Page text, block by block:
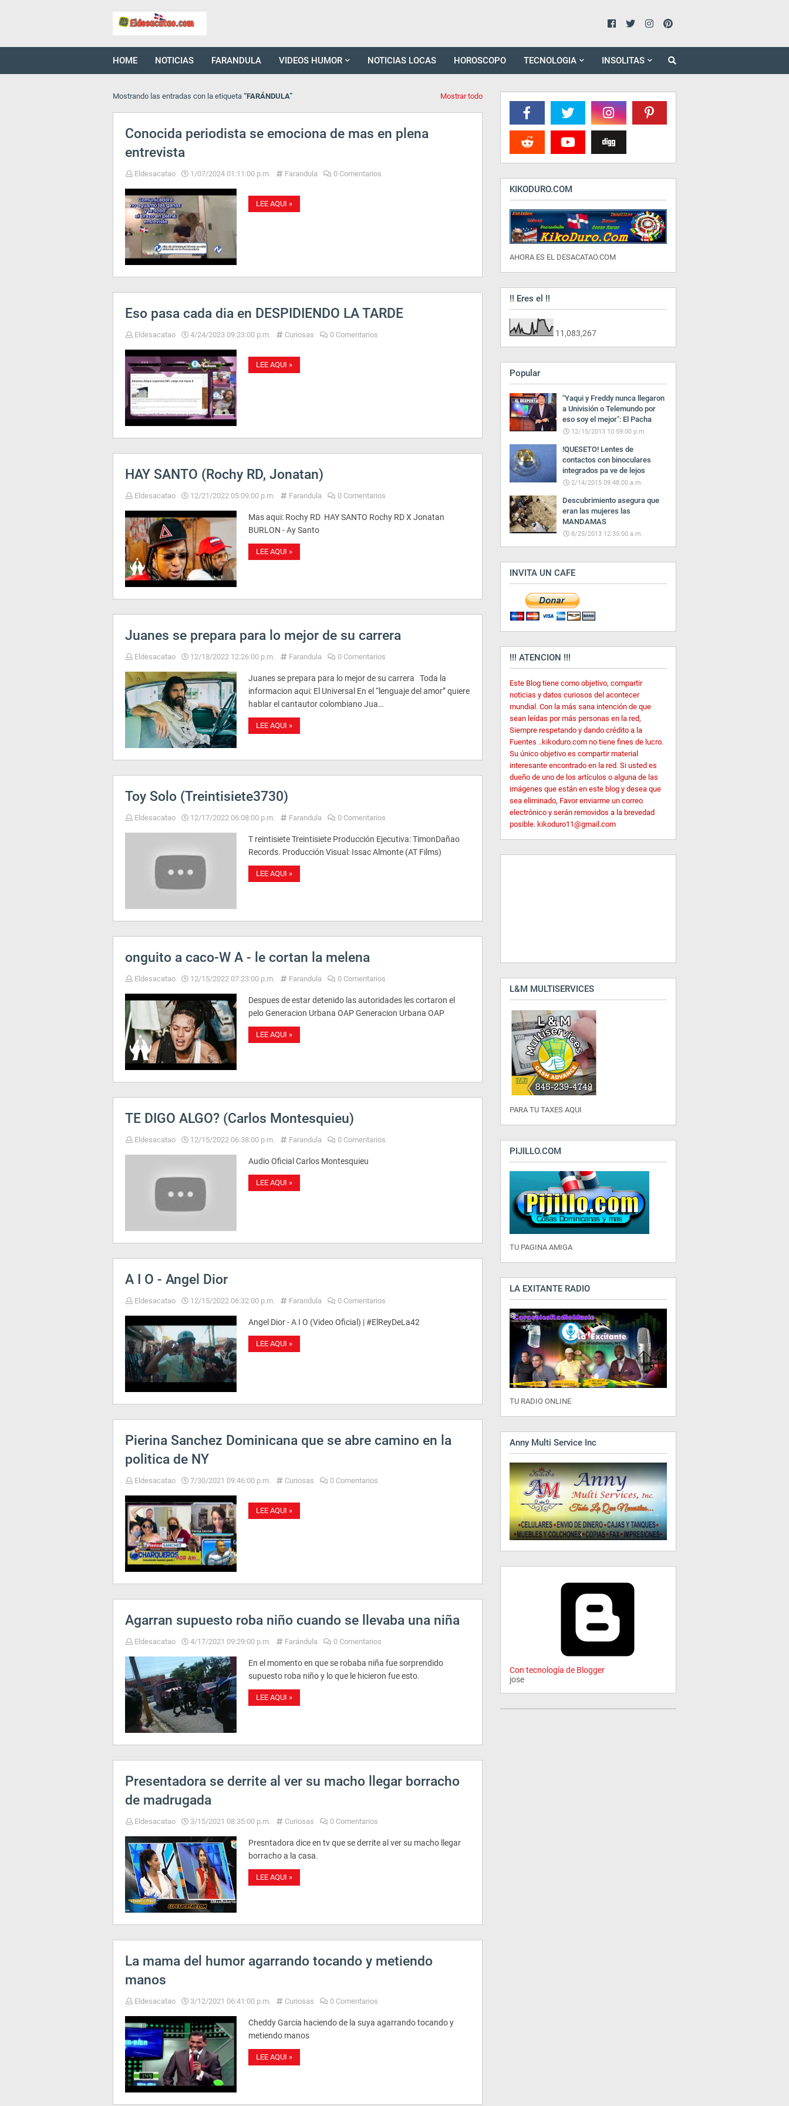
HOME NOTICIAS FARANDULA VIDEOS HUMOR NOTICIAS LOCAS HOROSCOPO TECNOLOGIA INSOLITAS
Mostrando las entradas con la etiqueta FARÁNDULA Mostrar todo
Conocida periodista se emociona de mas en plena
entrevista
Eldesacatao 1/07/2024 01:11:00 p.m. Farandula 0 Comentarios
LEE AQUI »
Eso pasa cada dia en DESPIDIENDO LA TARDE
Eldesacatao 4/24/2023 09:23:00 p.m. Curiosas 0 Comentarios
LEE AQUI »
HAY SANTO (Rochy RD, Jonatan)
Eldesacatao 12/21/2022 05:09:00 p.m. Farandula 0 Comentarios
Mas aqui: Rochy RD HAY SANTO Rochy RD X Jonatan
BURLON - Ay Santo
LEE AQUI »
Juanes se prepara para lo mejor de su carrera
Eldesacatao 12/18/2022 12:26:00 p.m. Farandula 0 Comentarios
Juanes se prepara para lo mejor de su carrera Toda la
informacion aqui: El Universal En el “lenguaje del amor” quiere
hablar el cantautor colombiano Jua…
LEE AQUI »
Toy Solo (Treintisiete3730)
Eldesacatao 12/17/2022 06:08:00 p.m. Farandula 0 Comentarios
T reintisiete Treintisiete Producción Ejecutiva: TimonDañao
Records. Producción Visual: Issac Almonte (AT Films)
LEE AQUI »
onguito a caco-W A - le cortan la melena
Eldesacatao 12/15/2022 07:23:00 p.m. Farandula 0 Comentarios
Despues de estar detenido las autoridades les cortaron el
pelo Generacion Urbana OAP Generacion Urbana OAP
LEE AQUI »
TE DIGO ALGO? (Carlos Montesquieu)
Eldesacatao 12/15/2022 06:38:00 p.m. Farandula 0 Comentarios
Audio Oficial Carlos Montesquieu
LEE AQUI »
A I O - Angel Dior
Eldesacatao 12/15/2022 06:32:00 p.m. Farandula 0 Comentarios
Angel Dior - A I O (Video Oficial) | #ElReyDeLa42
LEE AQUI »
Pierina Sanchez Dominicana que se abre camino en la
politica de NY
Eldesacatao 7/30/2021 09:46:00 p.m. Curiosas 0 Comentarios
LEE AQUI »
Agarran supuesto roba niño cuando se llevaba una niña
Eldesacatao 4/17/2021 09:29:00 p.m. Farándula 0 Comentarios
En el momento en que se robaba niña fue sorprendido
supuesto roba niño y lo que le hicieron fue esto.
LEE AQUI »
Presentadora se derrite al ver su macho llegar borracho
de madrugada
Eldesacatao 3/15/2021 08:35:00 p.m. Curiosas 0 Comentarios
Presntadora dice en tv que se derrite al ver su macho llegar
borracho a la casa.
LEE AQUI »
La mama del humor agarrando tocando y metiendo
manos
Eldesacatao 3/12/2021 06:41:00 p.m. Curiosas 0 Comentarios
Cheddy Garcia haciendo de la suya agarrando tocando y
metiendo manos
LEE AQUI »
KIKODURO.COM
AHORA ES EL DESACATAO.COM
!! Eres el !!
11,083,267
Popular
"Yaqui y Freddy nunca llegaron
a Univisión o Telemundo por
eso soy el mejor": El Pacha
12/15/2013 10:59:00 p.m.
!QUESETO! Lentes de
contactos con binoculares
integrados pa ve de lejos
2/14/2015 09:48:00 a.m.
Descubrimiento asegura que
eran las mujeres las
MANDAMAS
8/25/2013 12:35:00 a.m.
INVITA UN CAFE
!!! ATENCION !!!
Este Blog tiene como objetivo, compartir
noticias y datos curiosos del acontecer
mundial. Con la más sana intención de que
sean leídas por más personas en la red,
Siempre respetando y dando crédito a la
Fuentes ..kikoduro.com no tiene fines de lucro.
Su único objetivo es compartir material
interesante encontrado en la red. Si usted es
dueño de uno de los artículos o alguna de las
imágenes que están en este blog y desea que
sea eliminado, Favor enviarme un correo
electrónico y serán removidos a la brevedad
posible. kikoduro11@gmail.com
L&M MULTISERVICES
PARA TU TAXES AQUI
PIJILLO.COM
TU PAGINA AMIGA
LA EXITANTE RADIO
TU RADIO ONLINE
Anny Multi Service Inc
Con tecnología de Blogger
jose